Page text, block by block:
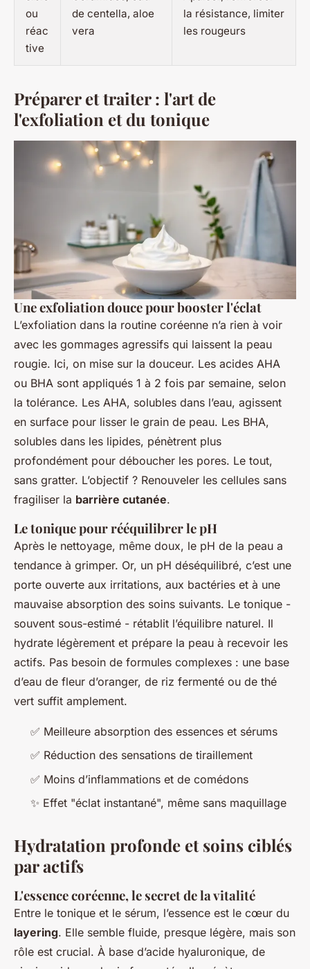
ou
réac
tive
de centella, aloe
vera
la résistance, limiter
les rougeurs
Préparer et traiter : l'art de
l'exfoliation et du tonique
Une exfoliation douce pour booster l'éclat
L’exfoliation dans la routine coréenne n’a rien à voir
avec les gommages agressifs qui laissent la peau
rougie. Ici, on mise sur la douceur. Les acides AHA
ou BHA sont appliqués 1 à 2 fois par semaine, selon
la tolérance. Les AHA, solubles dans l’eau, agissent
en surface pour lisser le grain de peau. Les BHA,
solubles dans les lipides, pénètrent plus
profondément pour déboucher les pores. Le tout,
sans gratter. L’objectif ? Renouveler les cellules sans
fragiliser la barrière cutanée.
Le tonique pour rééquilibrer le pH
Après le nettoyage, même doux, le pH de la peau a
tendance à grimper. Or, un pH déséquilibré, c’est une
porte ouverte aux irritations, aux bactéries et à une
mauvaise absorption des soins suivants. Le tonique -
souvent sous-estimé - rétablit l’équilibre naturel. Il
hydrate légèrement et prépare la peau à recevoir les
actifs. Pas besoin de formules complexes : une base
d’eau de fleur d’oranger, de riz fermenté ou de thé
vert suffit amplement.
✅ Meilleure absorption des essences et sérums
✅ Réduction des sensations de tiraillement
✅ Moins d’inflammations et de comédons
✨ Effet "éclat instantané", même sans maquillage
Hydratation profonde et soins ciblés
par actifs
L'essence coréenne, le secret de la vitalité
Entre le tonique et le sérum, l’essence est le cœur du
layering. Elle semble fluide, presque légère, mais son
rôle est crucial. À base d’acide hyaluronique, de